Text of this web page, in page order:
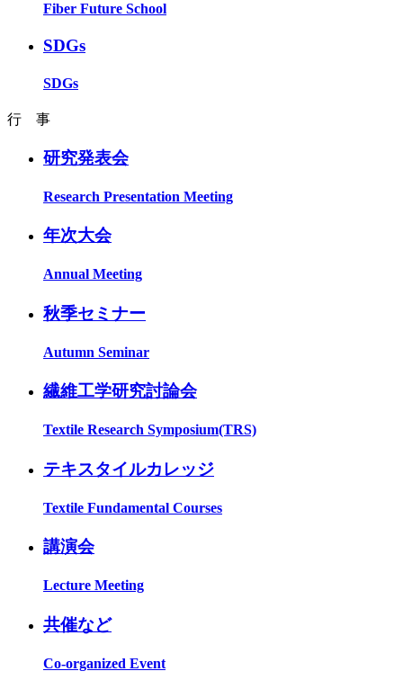
Fiber Future School
SDGs
SDGs
行 事
研究発表会
Research Presentation Meeting
年次大会
Annual Meeting
秋季セミナー
Autumn Seminar
繊維工学研究討論会
Textile Research Symposium(TRS)
テキスタイルカレッジ
Textile Fundamental Courses
講演会
Lecture Meeting
共催など
Co-organized Event